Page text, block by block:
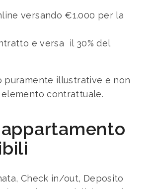
versando €1.000 per la
e versa il 30% del
puramente illustrative e non
contrattuale.
Check in/out, Deposito